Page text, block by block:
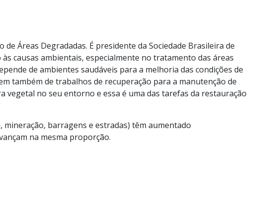
Áreas Degradadas. É presidente da Sociedade Brasileira de
às causas ambientais, especialmente no tratamento das áreas
de ambientes saudáveis para a melhoria das condições de
também de trabalhos de recuperação para a manutenção de
vegetal no seu entorno e essa é uma das tarefas da restauração
barragens e estradas) têm aumentado
na mesma proporção.